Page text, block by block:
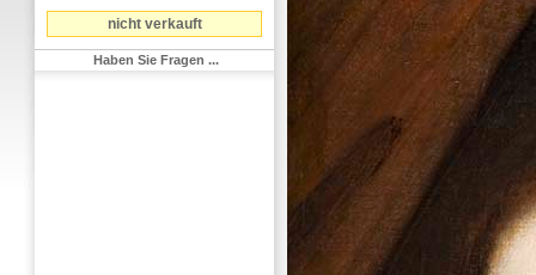
nicht verkauft
Haben Sie Fragen ...